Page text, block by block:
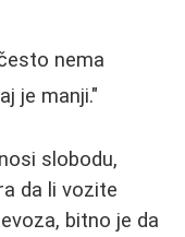
nema
je manji."
slobodu,
da li vozite
bitno je da